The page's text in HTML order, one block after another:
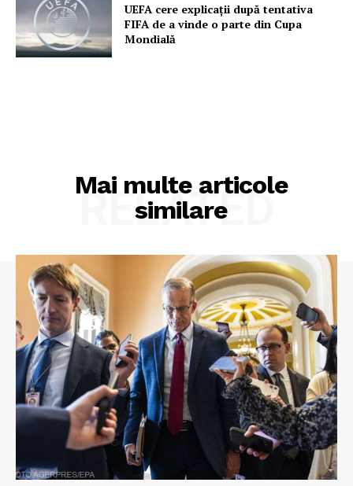
UEFA cere explicații după tentativa
FIFA de a vinde o parte din Cupa
Mondială
Mai multe articole
similare
RELATED